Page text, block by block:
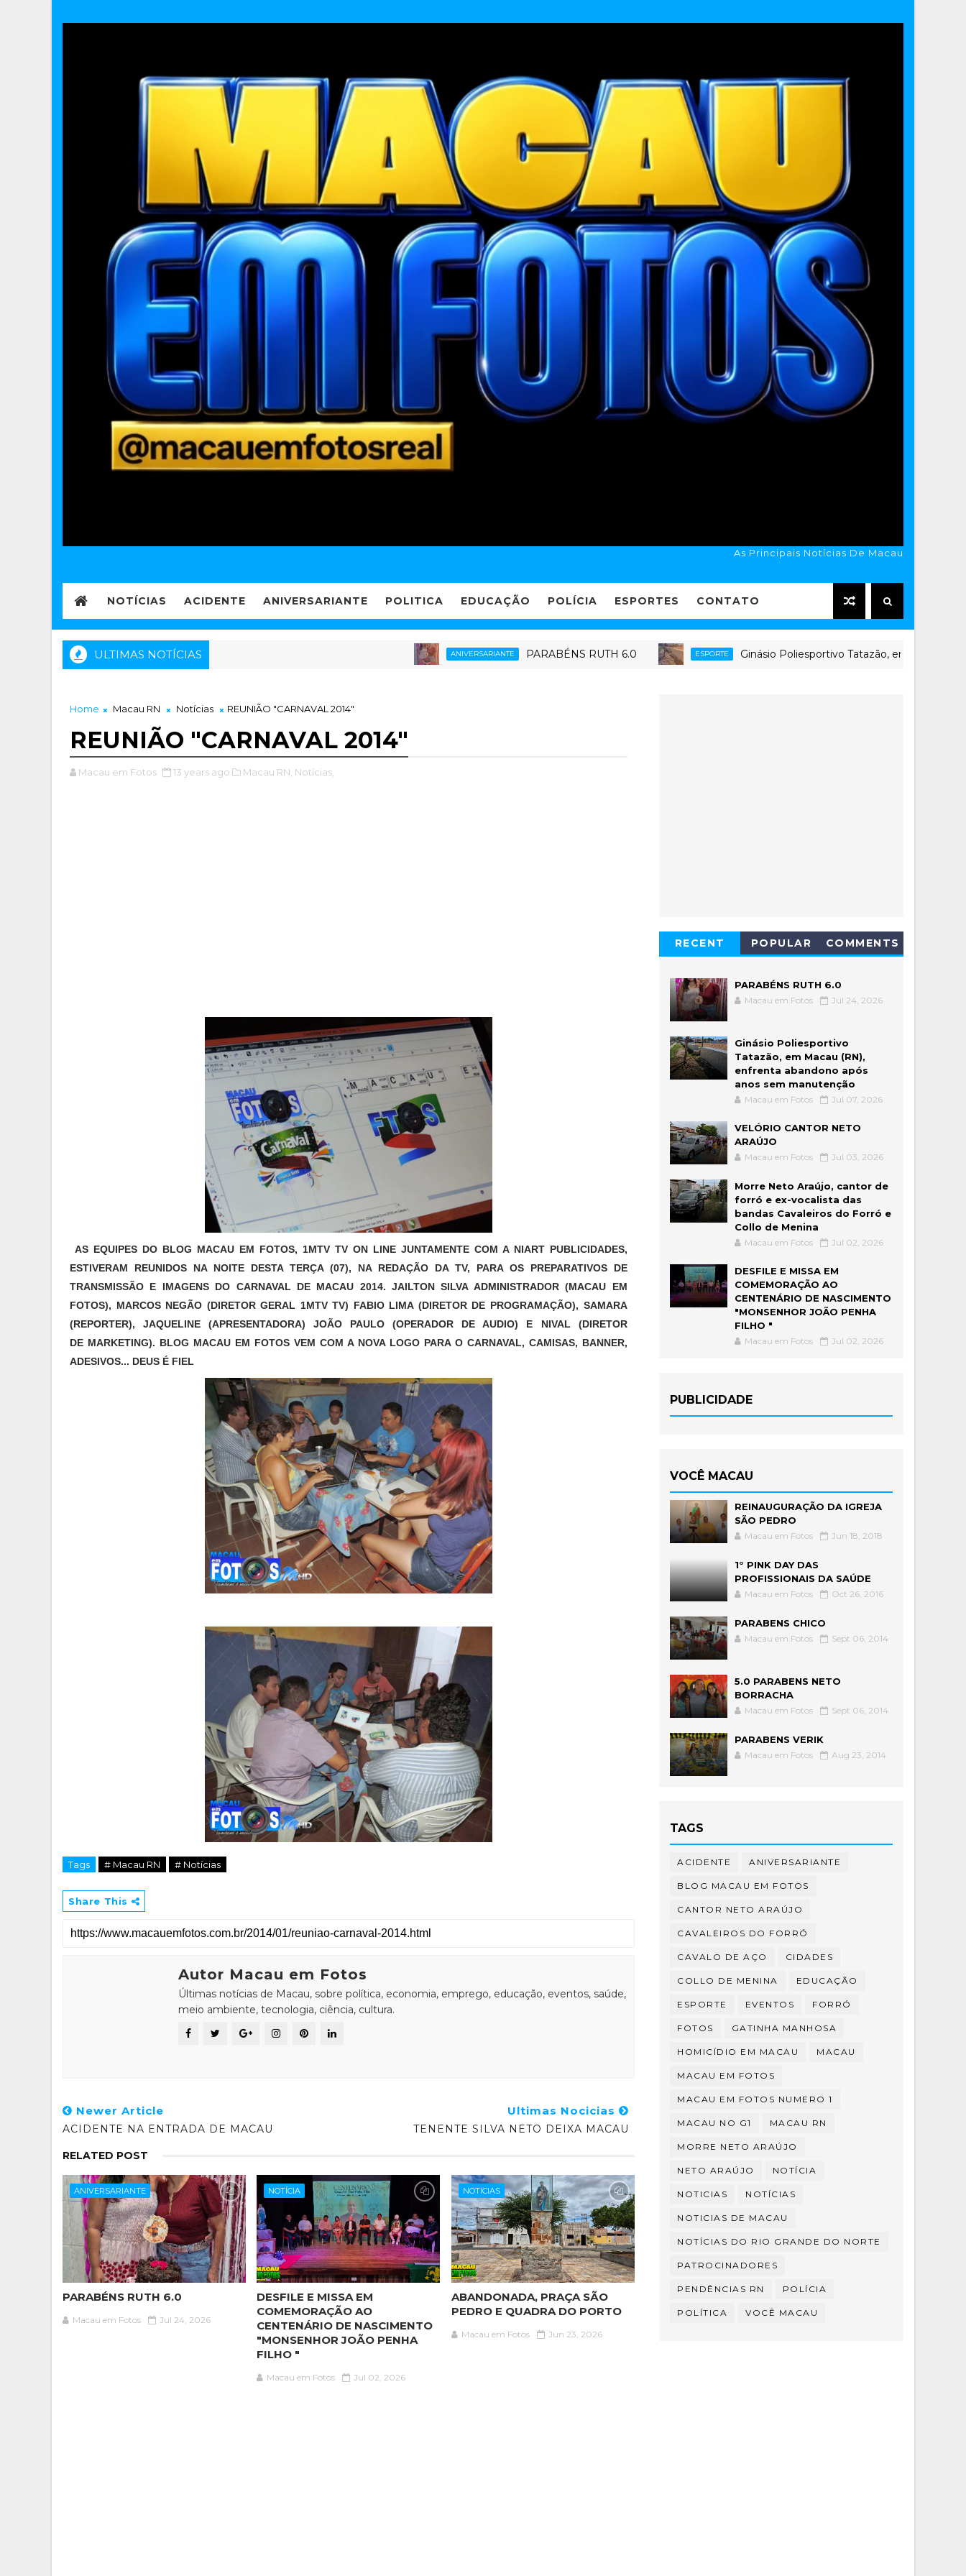
As Principais Notícias De Macau
NOTÍCIAS ACIDENTE ANIVERSARIANTE POLITICA EDUCAÇÃO POLÍCIA ESPORTES CONTATO
ULTIMAS NOTÍCIAS ANIVERSARIANTE PARABÉNS RUTH 6.0 ESPORTE Ginásio Poliesportivo Tatazão, em Macau (RN),
Home Macau RN Notícias REUNIÃO "CARNAVAL 2014"
REUNIÃO "CARNAVAL 2014"
Macau em Fotos 13 years ago Macau RN, Notícias,
AS EQUIPES DO BLOG MACAU EM FOTOS, 1MTV TV ON LINE JUNTAMENTE COM A NIART PUBLICIDADES,
ESTIVERAM REUNIDOS NA NOITE DESTA TERÇA (07), NA REDAÇÃO DA TV, PARA OS PREPARATIVOS DE
TRANSMISSÃO E IMAGENS DO CARNAVAL DE MACAU 2014. JAILTON SILVA ADMINISTRADOR (MACAU EM
FOTOS), MARCOS NEGÃO (DIRETOR GERAL 1MTV TV) FABIO LIMA (DIRETOR DE PROGRAMAÇÃO), SAMARA
(REPORTER), JAQUELINE (APRESENTADORA) JOÃO PAULO (OPERADOR DE AUDIO) E NIVAL (DIRETOR
DE MARKETING). BLOG MACAU EM FOTOS VEM COM A NOVA LOGO PARA O CARNAVAL, CAMISAS, BANNER,
ADESIVOS... DEUS É FIEL
Tags # Macau RN # Notícias
Share This
Autor Macau em Fotos
Últimas notícias de Macau, sobre política, economia, emprego, educação, eventos, saúde,
meio ambiente, tecnologia, ciência, cultura.
Newer Article
ACIDENTE NA ENTRADA DE MACAU
Ultimas Nocicias
TENENTE SILVA NETO DEIXA MACAU
RELATED POST
ANIVERSARIANTE
PARABÉNS RUTH 6.0
Macau em Fotos Jul 24, 2026
NOTÍCIA
DESFILE E MISSA EM
COMEMORAÇÃO AO
CENTENÁRIO DE NASCIMENTO
"MONSENHOR JOÃO PENHA
FILHO "
Macau em Fotos Jul 02, 2026
NOTICIAS
ABANDONADA, PRAÇA SÃO
PEDRO E QUADRA DO PORTO
Macau em Fotos Jun 23, 2026
RECENT POPULAR COMMENTS
PARABÉNS RUTH 6.0
Macau em Fotos Jul 24, 2026
Ginásio Poliesportivo
Tatazão, em Macau (RN),
enfrenta abandono após
anos sem manutenção
Macau em Fotos Jul 07, 2026
VELÓRIO CANTOR NETO
ARAÚJO
Macau em Fotos Jul 03, 2026
Morre Neto Araújo, cantor de
forró e ex-vocalista das
bandas Cavaleiros do Forró e
Collo de Menina
Macau em Fotos Jul 02, 2026
DESFILE E MISSA EM
COMEMORAÇÃO AO
CENTENÁRIO DE NASCIMENTO
"MONSENHOR JOÃO PENHA
FILHO "
Macau em Fotos Jul 02, 2026
PUBLICIDADE
VOCÊ MACAU
REINAUGURAÇÃO DA IGREJA
SÃO PEDRO
Macau em Fotos Jun 18, 2018
1° PINK DAY DAS
PROFISSIONAIS DA SAÚDE
Macau em Fotos Oct 26, 2016
PARABENS CHICO
Macau em Fotos Sept 06, 2014
5.0 PARABENS NETO
BORRACHA
Macau em Fotos Sept 06, 2014
PARABENS VERIK
Macau em Fotos Aug 23, 2014
TAGS
ACIDENTE ANIVERSARIANTE
BLOG MACAU EM FOTOS
CANTOR NETO ARAÚJO
CAVALEIROS DO FORRÓ
CAVALO DE AÇO CIDADES
COLLO DE MENINA EDUCAÇÃO
ESPORTE EVENTOS FORRÓ
FOTOS GATINHA MANHOSA
HOMICÍDIO EM MACAU MACAU
MACAU EM FOTOS
MACAU EM FOTOS NUMERO 1
MACAU NO G1 MACAU RN
MORRE NETO ARAÚJO
NETO ARAÚJO NOTÍCIA
NOTICIAS NOTÍCIAS
NOTICIAS DE MACAU
NOTÍCIAS DO RIO GRANDE DO NORTE
PATROCINADORES
PENDÊNCIAS RN POLÍCIA
POLÍTICA VOCÊ MACAU